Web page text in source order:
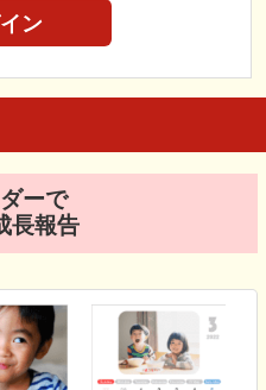
ン
ーで
長報告